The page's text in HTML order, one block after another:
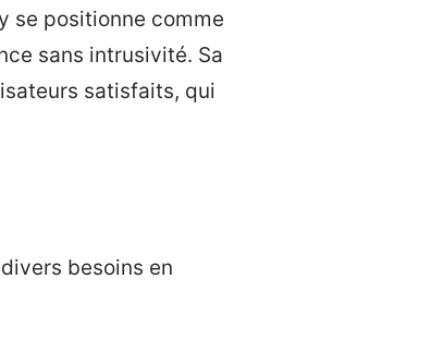
se positionne comme
sans intrusivité. Sa
satisfaits, qui
besoins en